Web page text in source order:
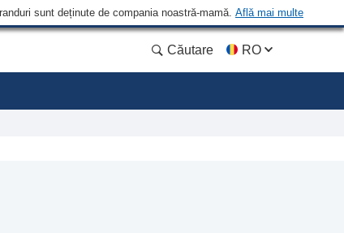
sunt deținute de compania noastră-mamă. Află mai multe
Căutare RO